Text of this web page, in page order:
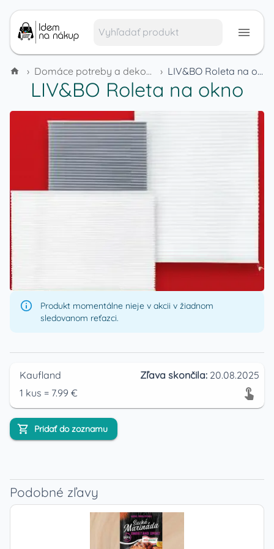
› Domáce potreby a dekorácie › LIV&BO Roleta na okno
LIV&BO Roleta na okno
Produkt momentálne nieje v akcii v žiadnom
sledovanom reťazci.
Kaufland Zľava skončila: 20.08.2025
1 kus = 7.99 €
Pridať do zoznamu
Podobné zľavy